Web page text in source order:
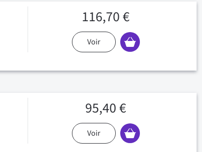
116,70 €
Voir
95,40 €
Voir